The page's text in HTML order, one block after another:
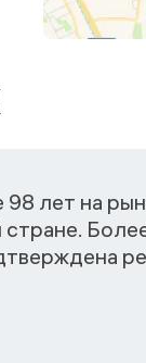
лет на
стране.